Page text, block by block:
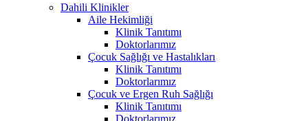
Dahili Klinikler
Aile Hekimliği
Klinik Tanıtımı
Doktorlarımız
Çocuk Sağlığı ve Hastalıkları
Klinik Tanıtımı
Doktorlarımız
Çocuk ve Ergen Ruh Sağlığı
Klinik Tanıtımı
Doktorlarımız